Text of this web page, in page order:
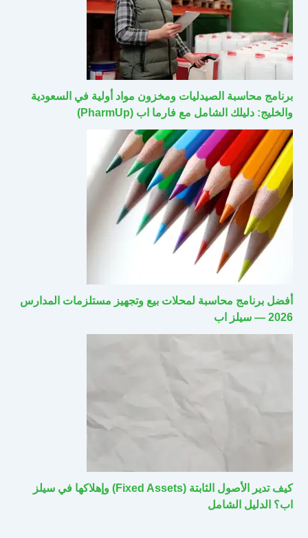
برنامج محاسبة الصيدليات ومخزون مواد أولية في السعودية
والخليج: دليلك الشامل مع فارما اب (PharmUp)
أفضل برنامج محاسبة لمحلات بيع وتجهيز مستلزمات المدارس
2026 — سيلز اب
كيف تدير الأصول الثابتة (Fixed Assets) وإهلاكها في سيلز
اب؟ الدليل الشامل